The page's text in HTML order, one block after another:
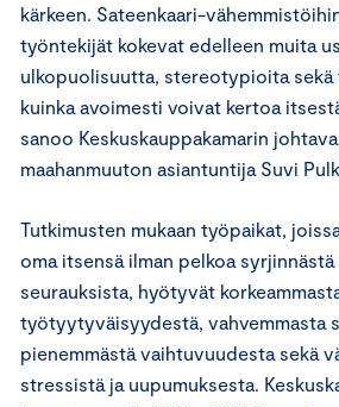
kärkeen. Sateenkaari-
työntekijät kokevat edelleen muita
ulkopuolisuutta, stereotypioita sekä
kuinka avoimesti voivat kertoa
sanoo Keskuskauppakamarin
maahanmuuton asiantuntija Suvi
Tutkimusten mukaan työpaikat,
oma itsensä ilman pelkoa
seurauksista, hyötyvät
työtyytyväisyydestä, vahvemmasta
pienemmästä vaihtuvuudesta sekä
stressistä ja uupumuksesta.